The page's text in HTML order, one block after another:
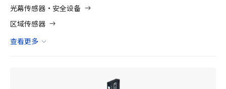
光幕传感器·安全设备
区域传感器
查看更多